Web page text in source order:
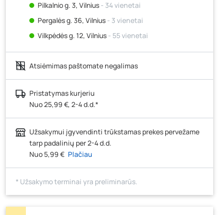
Pilkalnio g. 3, Vilnius - 34 vienetai
Pergalės g. 36, Vilnius - 3 vienetai
Vilkpėdės g. 12, Vilnius - 55 vienetai
Ateities g. 15, Vilnius- 47 vienetai
Kauno r., Narsiečių k., Vytauto g. 183, Kaunas
vienetų
Šilutės pl. 83A, Klaipėda
Pramonės g. 7, Šiauliai
Santaikos g. 26B, Alytus - 12 vienetų
J. Basanavičiaus g. 6, Utena
Novočėbės k. 3, Kėdainiai- 0 vienetų
Kauno g. 160, Marijampolė- 71 vienetas
Skuodo g. 41, Mažeikiai- 0 vienetų
Atsiėmimas paštomate negalimas
Pristatymas kurjeriu
Nuo 25,99 €, 2-4 d.d.*
Užsakymui įgyvendinti trūkstamas prekes pervežame
tarp padalinių per 2-4 d.d.
Nuo 5,99 € Plačiau
* Užsakymo terminai yra preliminarūs.